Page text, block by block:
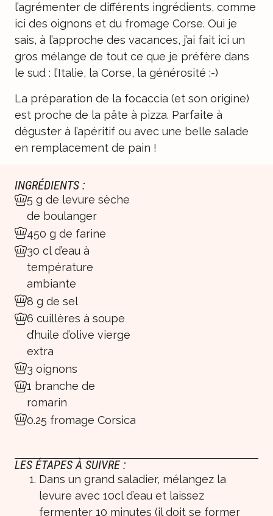
l’agrémenter de différents ingrédients, comme
ici des oignons et du fromage Corse. Oui je
sais, à l’approche des vacances, j’ai fait ici un
gros mélange de tout ce que je préfère dans
le sud : l’Italie, la Corse, la générosité :-)
La préparation de la focaccia (et son origine)
est proche de la pâte à pizza. Parfaite à
déguster à l’apéritif ou avec une belle salade
en remplacement de pain !
INGRÉDIENTS :
5 g de levure sèche
de boulanger
450 g de farine
30 cl d’eau à
température
ambiante
8 g de sel
6 cuillères à soupe
d’huile d’olive vierge
extra
3 oignons
1 branche de
romarin
0.25 fromage Corsica
LES ÉTAPES À SUIVRE :
Dans un grand saladier, mélangez la
levure avec 10cl d’eau et laissez
fermenter 10 minutes (il doit se former